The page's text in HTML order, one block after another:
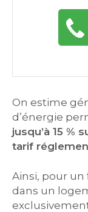
On estime
d’énergie
jusqu’à 15 %
tarif
Ainsi, pour
dans un